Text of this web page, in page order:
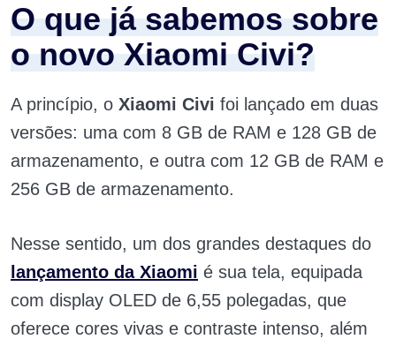
O que já sabemos sobre
o novo Xiaomi Civi?
A princípio, o Xiaomi Civi foi lançado em duas
versões: uma com 8 GB de RAM e 128 GB de
armazenamento, e outra com 12 GB de RAM e
256 GB de armazenamento.
Nesse sentido, um dos grandes destaques do
lançamento da Xiaomi é sua tela, equipada
com display OLED de 6,55 polegadas, que
oferece cores vivas e contraste intenso, além